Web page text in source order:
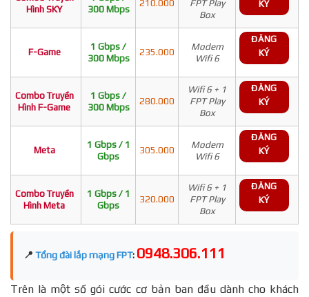
Hình SKY
300 Mbps
210.000
FPT Play
Box
KÝ
F-Game
1 Gbps /
300 Mbps
235.000
Modem
Wifi 6
ĐĂNG
KÝ
Combo Truyền
Hình F-Game
1 Gbps /
300 Mbps
280.000
Wifi 6 + 1
FPT Play
Box
ĐĂNG
KÝ
Meta
1 Gbps / 1
Gbps
305.000
Modem
Wifi 6
ĐĂNG
KÝ
Combo Truyền
Hình Meta
1 Gbps / 1
Gbps
320.000
Wifi 6 + 1
FPT Play
Box
ĐĂNG
KÝ
📍 Tổng đài lắp mạng FPT: 0948.306.111
Trên là một số gói cước cơ bản ban đầu dành cho khách